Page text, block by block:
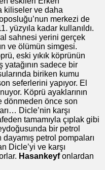
kiliseler ve daha
merkezi de
yüzyıla kadar kullanıldı.
sahnesi yerini gerçek
ve ölümün simgesi.
eski yıkık köprünün
yatağının sadece bir
biriken kumu
seferlerini yapıyor. El
Köprü ayaklarının
dönmeden önce son
Dicle’nin karşı
tamamıyla çıplak gibi
bir petrol
petrol pompaları
Dicle’yi ve karşı
Hasankeyfonlardan